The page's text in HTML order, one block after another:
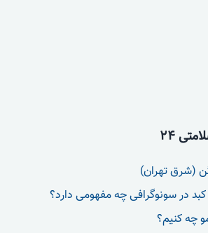
24
(شرق تهران)
کبد در سونوگرافی چه مفهومی دارد؟
چه کنیم؟